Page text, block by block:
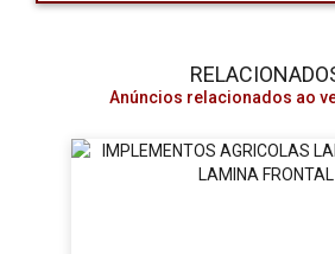
Anúncios relacionados ao